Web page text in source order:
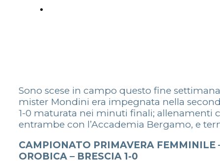
Sono scese in campo questo fine
mister Mondini era impegnata nella
1-0 maturata nei minuti finali; allenamenti
entrambe con l’Accademia Bergamo, e
CAMPIONATO PRIMAVERA FEMMINILE
OROBICA – BRESCIA 1-0